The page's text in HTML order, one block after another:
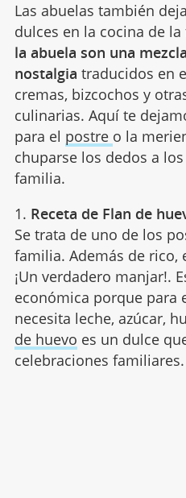
Las abuelas también
dulces en la cocina de
la abuela son una
nostalgia traducidos en
cremas, bizcochos y
culinarias. Aquí te
para el postre o la
chuparse los dedos a
familia.
1. Receta de Flan de
Se trata de uno de los
familia. Además de rico,
¡Un verdadero manjar!.
económica porque para
necesita leche, azúcar,
de huevo es un dulce
celebraciones familiares.